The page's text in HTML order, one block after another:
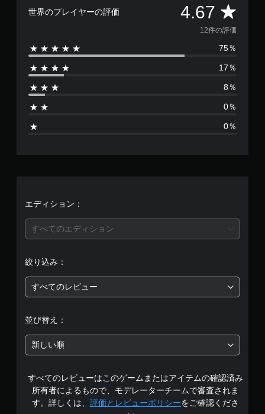
世界のプレイヤーの評価 4.67 評
価
数
は
2
5
段
中
の
4
.
12件の評価
75％
17％
8％
0％
0％
エディション：
すべてのエディション
絞り込み：
すべてのレビュー
並び替え：
新しい順
すべてのレビューはこのゲームまたはアイテムの確認済み
所有者によるもので、モデレーターチームで審査されま
す。詳しくは、 評価とレビューポリシーをご確認くださ